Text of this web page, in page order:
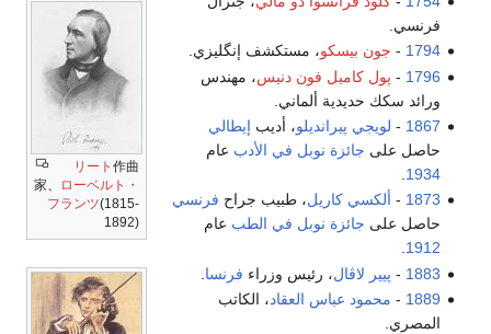
リート 作曲
家、
ローベルト・
フランツ(1815-
1892)
فرنسي.
1794
- جون بيسكو، مستكشف إنگليزي.
1796
- پول كاميل فون دنيس، مهندس
ورائد سكك حديدية ألماني.
1867
- لويجي پيرانديلو، أديب إيطالي
حاصل على جائزة نوبل في الأدب عام
1934
1873
- ألكسي كاريل، طبيب جراح فرنسي
حاصل على جائزة نوبل في الطب عام
1912
.
1883
- پيير لاڤال، رئيس وزراء فرنسا
1889
- محمود عباس العقاد، الكاتب
المصري.